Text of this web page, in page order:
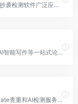
PlagScan,一款由Turnitin提供的专业学术抄袭检测软件广泛应用于研究机构和出版领域
PaperRed,免费论文查重,AIGC检测,降重,AI智能写作等一站式论文辅助工具,助力高效完成毕业要求
iThenticate,投必得提供官方正版iThenticate查重和AI检测服务,为中国科研工作者提供与SCI期刊查重结果一致的查重服务